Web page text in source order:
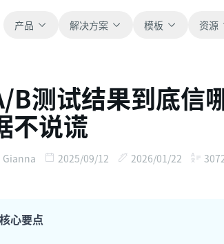
产品 解决方案 模板
全部
浏览全部可直接使用的表格模板。
财务
资源
博客
获取产品更新、案例和
新手指南
B测试结果到底信
不说谎
Gianna 2025/09/12 2026/01/22
核心要点